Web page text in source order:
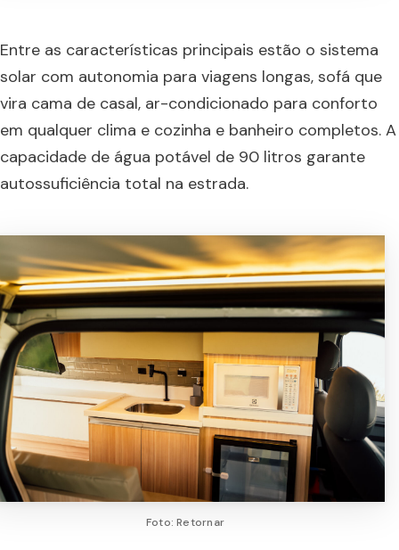
Entre as características principais estão o sistema
solar com autonomia para viagens longas, sofá que
vira cama de casal, ar-condicionado para conforto
em qualquer clima e cozinha e banheiro completos. A
capacidade de água potável de 90 litros garante
autossuficiência total na estrada.
Foto: Retornar